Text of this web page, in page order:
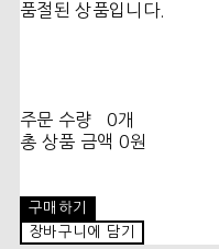
품절된 상품입니다.
주문 수량
0개
총 상품 금액 0원
구매하기
장바구니에 담기